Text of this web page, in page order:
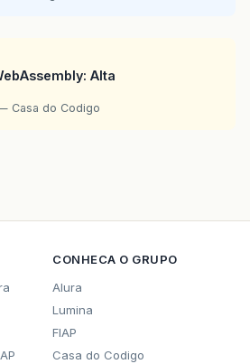
Alta
Casa do Codigo
CONHECA O GRUPO
Alura
Lumina
FIAP
Casa do Codigo